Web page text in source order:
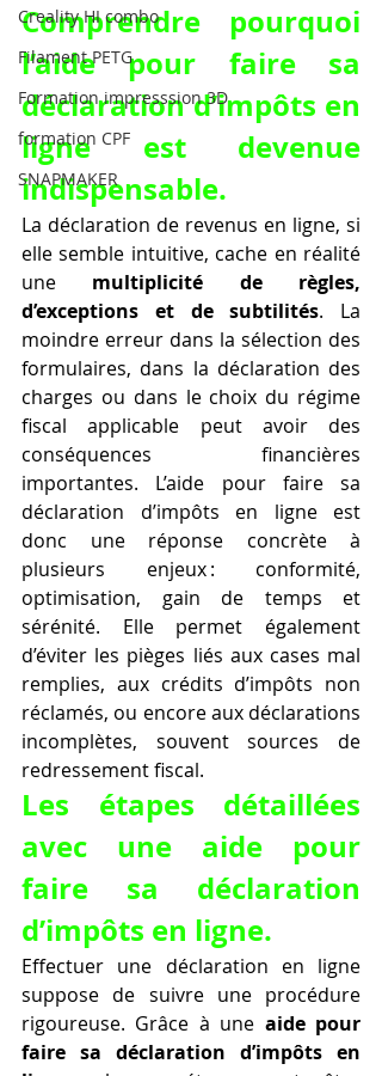
Creality HI combo
Filament PETG
Formation impresssion 3D
formation CPF
SNAPMAKER
Comprendre pourquoi
l’aide pour faire sa
déclaration d’impôts en
ligne est devenue
indispensable.
La déclaration de revenus en ligne, si
elle semble intuitive, cache en réalité
une multiplicité de règles,
d’exceptions et de subtilités. La
moindre erreur dans la sélection des
formulaires, dans la déclaration des
charges ou dans le choix du régime
fiscal applicable peut avoir des
conséquences financières
importantes. L’aide pour faire sa
déclaration d’impôts en ligne est
donc une réponse concrète à
plusieurs enjeux : conformité,
optimisation, gain de temps et
sérénité. Elle permet également
d’éviter les pièges liés aux cases mal
remplies, aux crédits d’impôts non
réclamés, ou encore aux déclarations
incomplètes, souvent sources de
redressement fiscal.
Les étapes détaillées
avec une aide pour
faire sa déclaration
d’impôts en ligne.
Effectuer une déclaration en ligne
suppose de suivre une procédure
rigoureuse. Grâce à une aide pour
faire sa déclaration d’impôts en